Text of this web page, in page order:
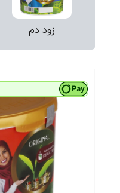
زود دم